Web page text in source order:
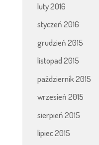
luty 2016
styczeń 2016
grudzień 2015
listopad 2015
październik 2015
wrzesień 2015
sierpień 2015
lipiec 2015